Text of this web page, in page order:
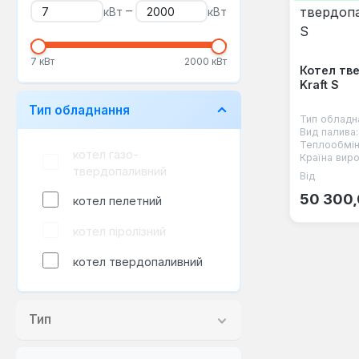
кВт – кВт
7 кВт 2000 кВт
Тип обладнання
котел газо-
твердопаливний
котел пелетний
котел піролізний
котел твердопаливний
Тип
Котел
Kraft S
Тип
Вид палива:
Країна
Від
50